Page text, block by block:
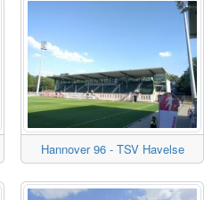
Hannover 96 - TSV Havelse